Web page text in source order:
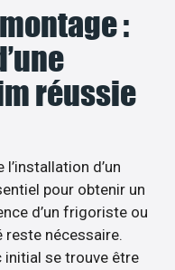
:
réussie
d’un
pour obtenir un
d’un frigoriste ou
reste nécessaire.
initial se trouve être